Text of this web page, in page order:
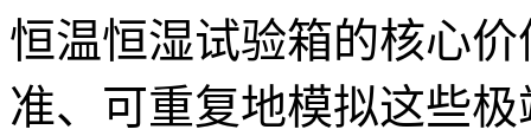
恒温恒湿试验箱的核心
准、可重复地模拟这些